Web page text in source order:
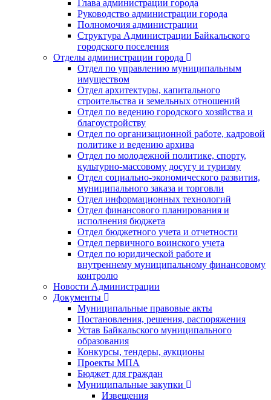
Глава администрации города
Руководство администрации города
Полномочия администрации
Структура Администрации Байкальского
городского поселения
Отделы администрации города
Отдел по управлению муниципальным
имуществом
Отдел архитектуры, капитального
строительства и земельных отношений
Отдел по ведению городского хозяйства и
благоустройству
Отдел по организационной работе, кадровой
политике и ведению архива
Отдел по молодежной политике, спорту,
культурно-массовому досугу и туризму
Отдел социально-экономического развития,
муниципального заказа и торговли
Отдел информационных технологий
Отдел финансового планирования и
исполнения бюджета
Отдел бюджетного учета и отчетности
Отдел первичного воинского учета
Отдел по юридической работе и
внутреннему муниципальному финансовому
контролю
Новости Администрации
Документы
Муниципальные правовые акты
Постановления, решения, распоряжения
Устав Байкальского муниципального
образования
Конкурсы, тендеры, аукционы
Проекты МПА
Бюджет для граждан
Муниципальные закупки
Извещения